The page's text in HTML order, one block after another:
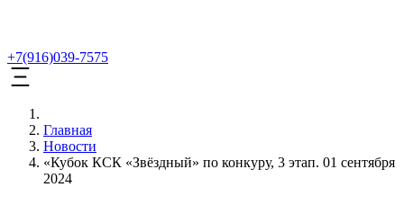
+7(916)039-7575
Главная
Новости
«Кубок КСК «Звёздный» по конкуру, 3 этап. 01 сентября
2024